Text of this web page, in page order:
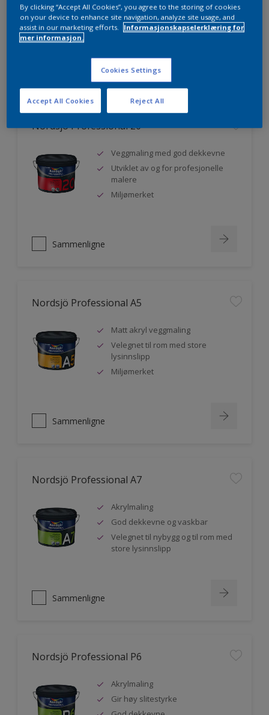
Jevnere og finere finish, også i
mørke farger
Sammenligne
Nordsjö Professional 20
Veggmaling med god dekkevne
Utviklet av og for profesjonelle
malere
Miljømerket
Sammenligne
Nordsjö Professional A5
Matt akryl veggmaling
Velegnet til rom med store
lysinnslipp
Miljømerket
Sammenligne
Nordsjö Professional A7
Akrylmaling
God dekkevne og vaskbar
Velegnet til nybygg og til rom med
store lysinnslipp
Sammenligne
Nordsjö Professional P6
Akrylmaling
Gir høy slitestyrke
By clicking “Accept All Cookies”, you agree to the storing of cookies
on your device to enhance site navigation, analyze site usage, and
assist in our marketing efforts.
Informasjonskapselerklæring for
mer informasjon.
Cookies Settings
Reject All
Accept All Cookies